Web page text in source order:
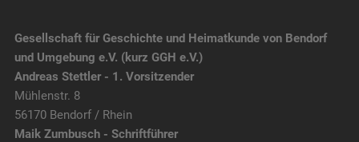
Gesellschaft für Geschichte und Heimatkunde von Bendorf
und Umgebung e.V. (kurz GGH e.V.)
Andreas Stettler - 1. Vorsitzender
Mühlenstr. 8
56170 Bendorf / Rhein
Maik Zumbusch - Schriftführer